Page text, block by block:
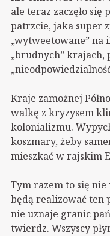
ale teraz zaczęło się
patrzcie, jaka super
„wytweetowane”
„brudnych” krajach,
Kraje zamożnej
walkę z kryzysem
kolonializmu.
koszmary, żeby
mieszkać w rajskim
Tym razem to się nie
będą realizować ten
nie uznaje granic
twierdz. Wszyscy